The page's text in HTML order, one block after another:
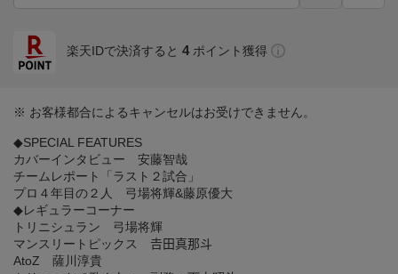
楽天IDで決済すると 4 ポイント獲得
※ お客様都合によるキャンセルはお受けできません。
◆SPECIAL FEATURES
カバーインタビュー 安藤智哉
チームレポート「ラスト２試合」
プロ４年目の２人 弓場将輝&藤原優大
◆レギュラーコーナー
トリニシュラン 弓場将輝
マンスリートピックス 𠮷田真那斗
AtoZ 薩川淳貴